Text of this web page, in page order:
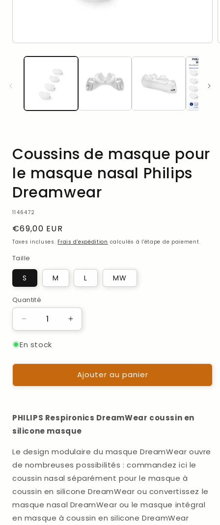
média
Coussins de masque pour
le masque nasal Philips
Dreamwear
SKU:
1146472
Prix
habituel
€69,00 EUR
Taxes incluses. Frais d'expédition calculés à l'étape de paiement.
Taille
S M L MW
Quantité
Quantité
Réduire
la
quantité
Coussins
masque
masque
nasal
Philips
Dreamwear
Augmenter
la
Coussins
de
masque
masque
Philips
Dreamwear
En stock
Ajouter au panier
PHILIPS Respironics DreamWear coussin en
silicone masque
Le design modulaire du masque DreamWear ouvre
de nombreuses possibilités : commandez ici le
coussin nasal séparément pour le masque à
coussin en silicone DreamWear ou convertissez le
masque nasal DreamWear ou le masque intégral
en masque à coussin en silicone DreamWear